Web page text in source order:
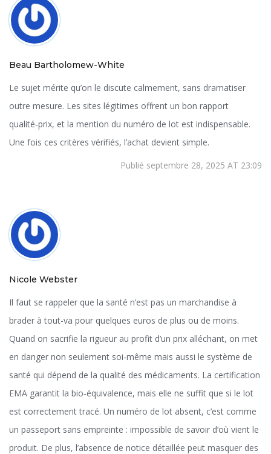
Beau Bartholomew-White
Le sujet mérite qu’on le discute calmement, sans dramatiser
outre mesure. Les sites légitimes offrent un bon rapport
qualité‑prix, et la mention du numéro de lot est indispensable.
Une fois ces critères vérifiés, l’achat devient simple.
Publié septembre 28, 2025 AT 23:09
Nicole Webster
Il faut se rappeler que la santé n’est pas un marchandise à
brader à tout-va pour quelques euros de plus ou de moins.
Quand on sacrifie la rigueur au profit d’un prix alléchant, on met
en danger non seulement soi‑même mais aussi le système de
santé qui dépend de la qualité des médicaments. La certification
EMA garantit la bio‑équivalence, mais elle ne suffit que si le lot
est correctement tracé. Un numéro de lot absent, c’est comme
un passeport sans empreinte : impossible de savoir d’où vient le
produit. De plus, l’absence de notice détaillée peut masquer des